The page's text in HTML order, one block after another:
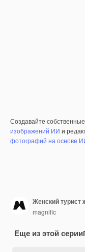
Создавайте
изображений ИИ и
фотографий на основе
Женский турист
magnific
Еще из этой серии